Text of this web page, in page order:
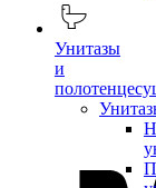
Унитазы
и